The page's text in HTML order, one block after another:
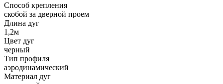
Способ крепления
скобой за дверной проем
Длина дуг
1,2м
Цвет дуг
черный
Тип профиля
аэродинамический
Материал дуг